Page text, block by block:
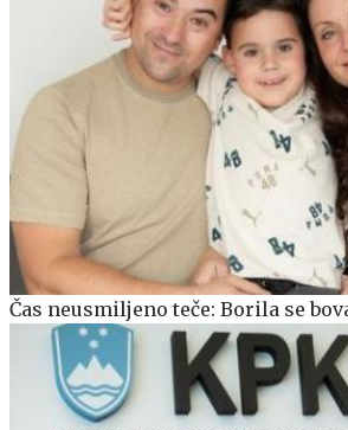
Čas neusmiljeno teče: Borila se